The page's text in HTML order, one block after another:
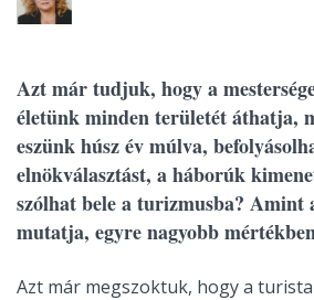
Azt már tudjuk, hogy a
életünk minden területét áthatja,
eszünk húsz év múlva,
elnökválasztást, a háborúk
szólhat bele a turizmusba? Amint
mutatja, egyre nagyobb
Azt már megszoktuk, hogy a